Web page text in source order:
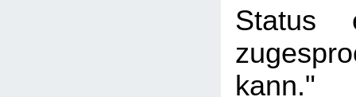
Status